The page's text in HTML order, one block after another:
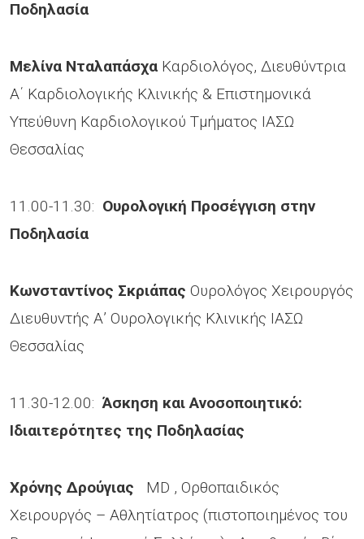
Ποδηλασία
Μελίνα Νταλαπάσχα Καρδιολόγος, Διευθύντρια
Α΄ Καρδιολογικής Κλινικής & Επιστημονικά
Υπεύθυνη Καρδιολογικού Τμήματος ΙΑΣΩ
Θεσσαλίας
11.00-11.30: Ουρολογική Προσέγγιση στην
Ποδηλασία
Κωνσταντίνος Σκριάπας Ουρολόγος Χειρουργός
Διευθυντής Α’ Ουρολογικής Κλινικής ΙΑΣΩ
Θεσσαλίας
11.30-12.00:Άσκηση και Ανοσοποιητικό:
Ιδιαιτερότητες της Ποδηλασίας
Χρόνης Δρούγιας
MD , Ορθοπαιδικός
Χειρουργός – Αθλητίατρος (πιστοποιημένος του